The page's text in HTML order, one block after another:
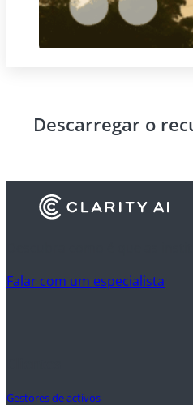
Descarregar o
Descubra como é que as
Falar com um especialista
Gestores de activos